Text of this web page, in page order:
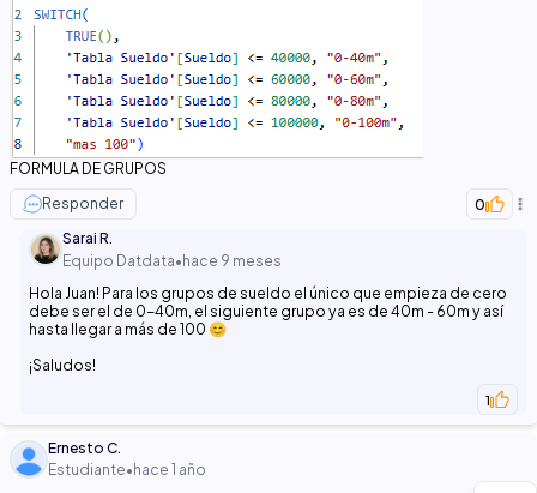
FORMULA DE GRUPOS
Responder
0
Sarai R.
Equipo Datdata• hace 9 meses
Hola Juan! Para los grupos de sueldo el único que empieza de cero
debe ser el de 0-40m, el siguiente grupo ya es de 40m - 60m y así
hasta llegar a más de 100 😊
¡Saludos!
1
Ernesto C.
Estudiante• hace 1 año